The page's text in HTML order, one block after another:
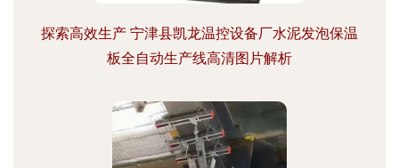
探索高效生产 宁津县凯龙温控设备厂水泥发泡保温
板全自动生产线高清图片解析